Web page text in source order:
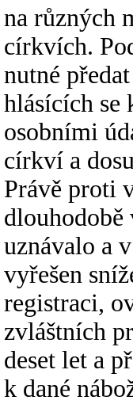
na různých
církvích.
nutné
hlásících se
osobními
církví a
Právě proti
uznávalo a
vyřešen
registraci,
zvláštních
deset let a
k dané